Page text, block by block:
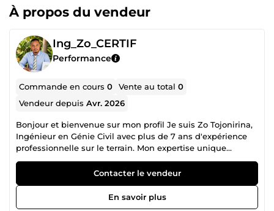
À propos du vendeur
Ing_Zo_CERTIF
Performance
Commande en cours0 Vente au total0
Vendeur depuisAvr. 2026
Bonjour et bienvenue sur mon profil Je suis Zo Tojonirina,
Ingénieur en Génie Civil avec plus de 7 ans d'expérience
professionnelle sur le terrain. Mon expertise unique
combine la rigueur de l'ingénierie technique et la maîtrise
absolue des standards de certification internationaux. Vous
êtes une coopérative, une ONG ou une PME agricole avec
un objectif clair : accéder aux marchés internationaux ? Le
problème n’est pas la production. Le vrai blocage se situe
Contacter le vendeur
En savoir plus